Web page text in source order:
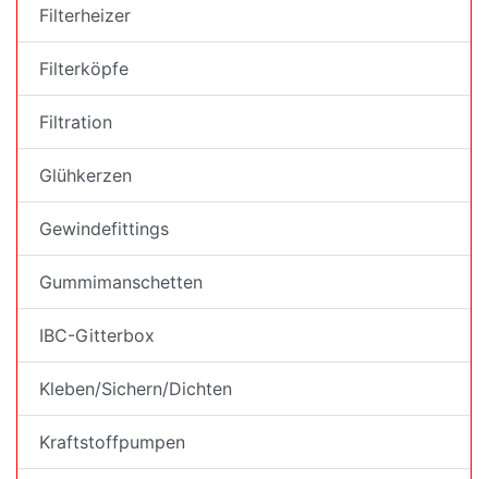
Filterheizer
Filterköpfe
Filtration
Glühkerzen
Gewindefittings
Gummimanschetten
IBC-Gitterbox
Kleben/Sichern/Dichten
Kraftstoffpumpen